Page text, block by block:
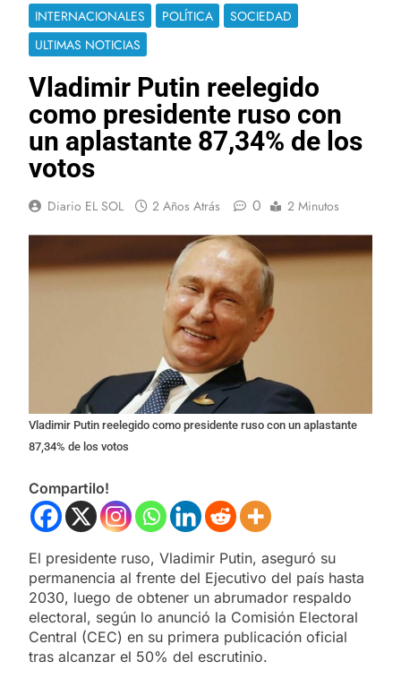
INTERNACIONALES POLÍTICA
SOCIEDAD
ULTIMAS NOTICIAS
Vladimir Putin reelegido
como presidente ruso con
un aplastante 87,34% de los
votos
Diario EL SOL 2 Años Atrás 0 2 Minutos
Vladimir Putin reelegido como presidente ruso con un aplastante
87,34% de los votos
Compartilo!
El presidente ruso, Vladimir Putin, aseguró su
permanencia al frente del Ejecutivo del país hasta
2030, luego de obtener un abrumador respaldo
electoral, según lo anunció la Comisión Electoral
Central (CEC) en su primera publicación oficial
tras alcanzar el 50% del escrutinio.